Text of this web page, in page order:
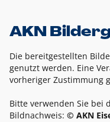
AKN
Die bereitgestellten
genutzt werden. Eine
vorheriger Zustimmung
Bitte verwenden Sie bei
Bildnachweis: © AKN